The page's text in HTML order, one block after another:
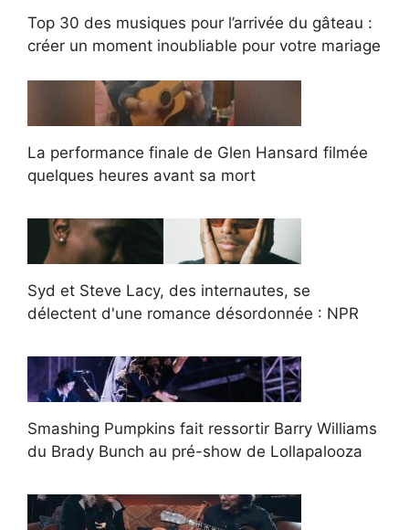
Top 30 des musiques pour l’arrivée du gâteau :
créer un moment inoubliable pour votre mariage
La performance finale de Glen Hansard filmée
quelques heures avant sa mort
Syd et Steve Lacy, des internautes, se
délectent d'une romance désordonnée : NPR
Smashing Pumpkins fait ressortir Barry Williams
du Brady Bunch au pré-show de Lollapalooza